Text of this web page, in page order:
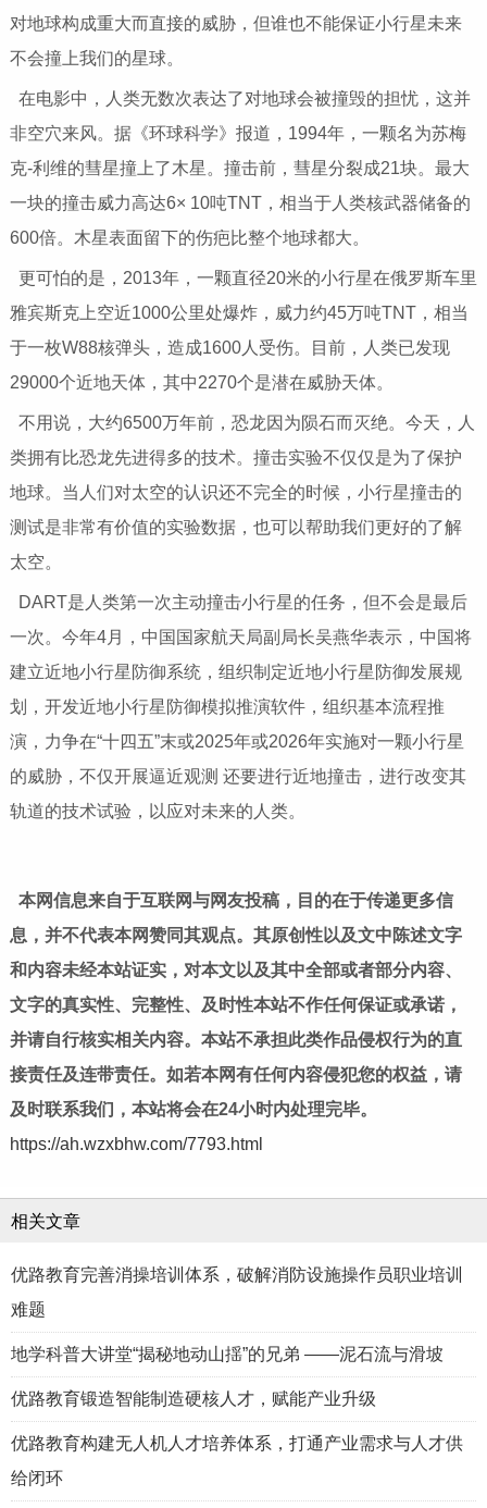
对地球构成重大而直接的威胁，但谁也不能保证小行星未来
不会撞上我们的星球。
在电影中，人类无数次表达了对地球会被撞毁的担忧，这并
非空穴来风。据《环球科学》报道，1994年，一颗名为苏梅
克-利维的彗星撞上了木星。撞击前，彗星分裂成21块。最大
一块的撞击威力高达6× 10吨TNT，相当于人类核武器储备的
600倍。木星表面留下的伤疤比整个地球都大。
更可怕的是，2013年，一颗直径20米的小行星在俄罗斯车里
雅宾斯克上空近1000公里处爆炸，威力约45万吨TNT，相当
于一枚W88核弹头，造成1600人受伤。目前，人类已发现
29000个近地天体，其中2270个是潜在威胁天体。
不用说，大约6500万年前，恐龙因为陨石而灭绝。今天，人
类拥有比恐龙先进得多的技术。撞击实验不仅仅是为了保护
地球。当人们对太空的认识还不完全的时候，小行星撞击的
测试是非常有价值的实验数据，也可以帮助我们更好的了解
太空。
DART是人类第一次主动撞击小行星的任务，但不会是最后
一次。今年4月，中国国家航天局副局长吴燕华表示，中国将
建立近地小行星防御系统，组织制定近地小行星防御发展规
划，开发近地小行星防御模拟推演软件，组织基本流程推
演，力争在“十四五”末或2025年或2026年实施对一颗小行星
的威胁，不仅开展逼近观测 还要进行近地撞击，进行改变其
轨道的技术试验，以应对未来的人类。
本网信息来自于互联网与网友投稿，目的在于传递更多信
息，并不代表本网赞同其观点。其原创性以及文中陈述文字
和内容未经本站证实，对本文以及其中全部或者部分内容、
文字的真实性、完整性、及时性本站不作任何保证或承诺，
并请自行核实相关内容。本站不承担此类作品侵权行为的直
接责任及连带责任。如若本网有任何内容侵犯您的权益，请
及时联系我们，本站将会在24小时内处理完毕。
https://ah.wzxbhw.com/7793.html
相关文章
优路教育完善消操培训体系，破解消防设施操作员职业培训
难题
地学科普大讲堂“揭秘地动山揺”的兄弟 ——泥石流与滑坡
优路教育锻造智能制造硬核人才，赋能产业升级
优路教育构建无人机人才培养体系，打通产业需求与人才供
给闭环